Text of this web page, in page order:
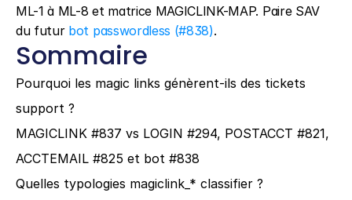
ML-1 à ML-8 et matrice MAGICLINK-MAP. Paire SAV
du futur bot passwordless (#838).
Sommaire
Pourquoi les magic links génèrent-ils des tickets
support ?
MAGICLINK #837 vs LOGIN #294, POSTACCT #821,
ACCTEMAIL #825 et bot #838
Quelles typologies magiclink_* classifier ?